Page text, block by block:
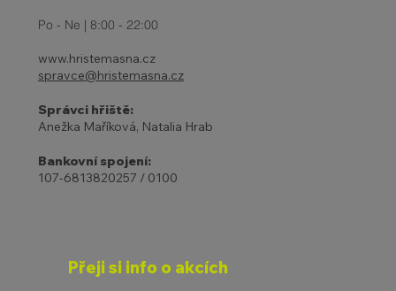
Po - Ne | 8:00 - 22:00
www.hristemasna.cz
spravce@hristemasna.cz
Správci hřiště:
Anežka Maříková, Natalia Hrab
Bankovní spojení:
107-6813820257 / 0100
Přeji si info o akcích